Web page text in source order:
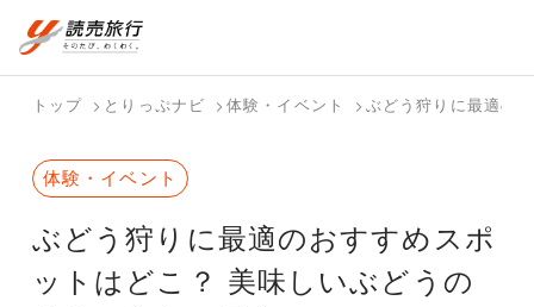
航空券+宿泊
フリーワード
検索する
国内旅行トップ
バスツアー
を探す
国内特集か テーマから
探す
写真から探
海外旅行トップ
海外特集か
ら探す
トップ とりっぷナビ 体験・イベント ぶどう狩りに最適の
ぶどう狩りに最適のおすすめスポ
ットはどこ？ 美味しいぶどうの
体験・イベント